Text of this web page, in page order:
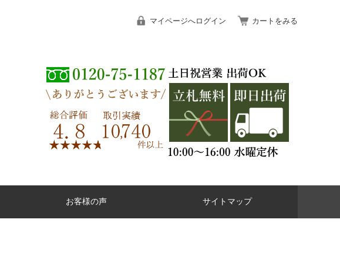
マイページへログイン カートをみる
お客様の声 サイトマップ